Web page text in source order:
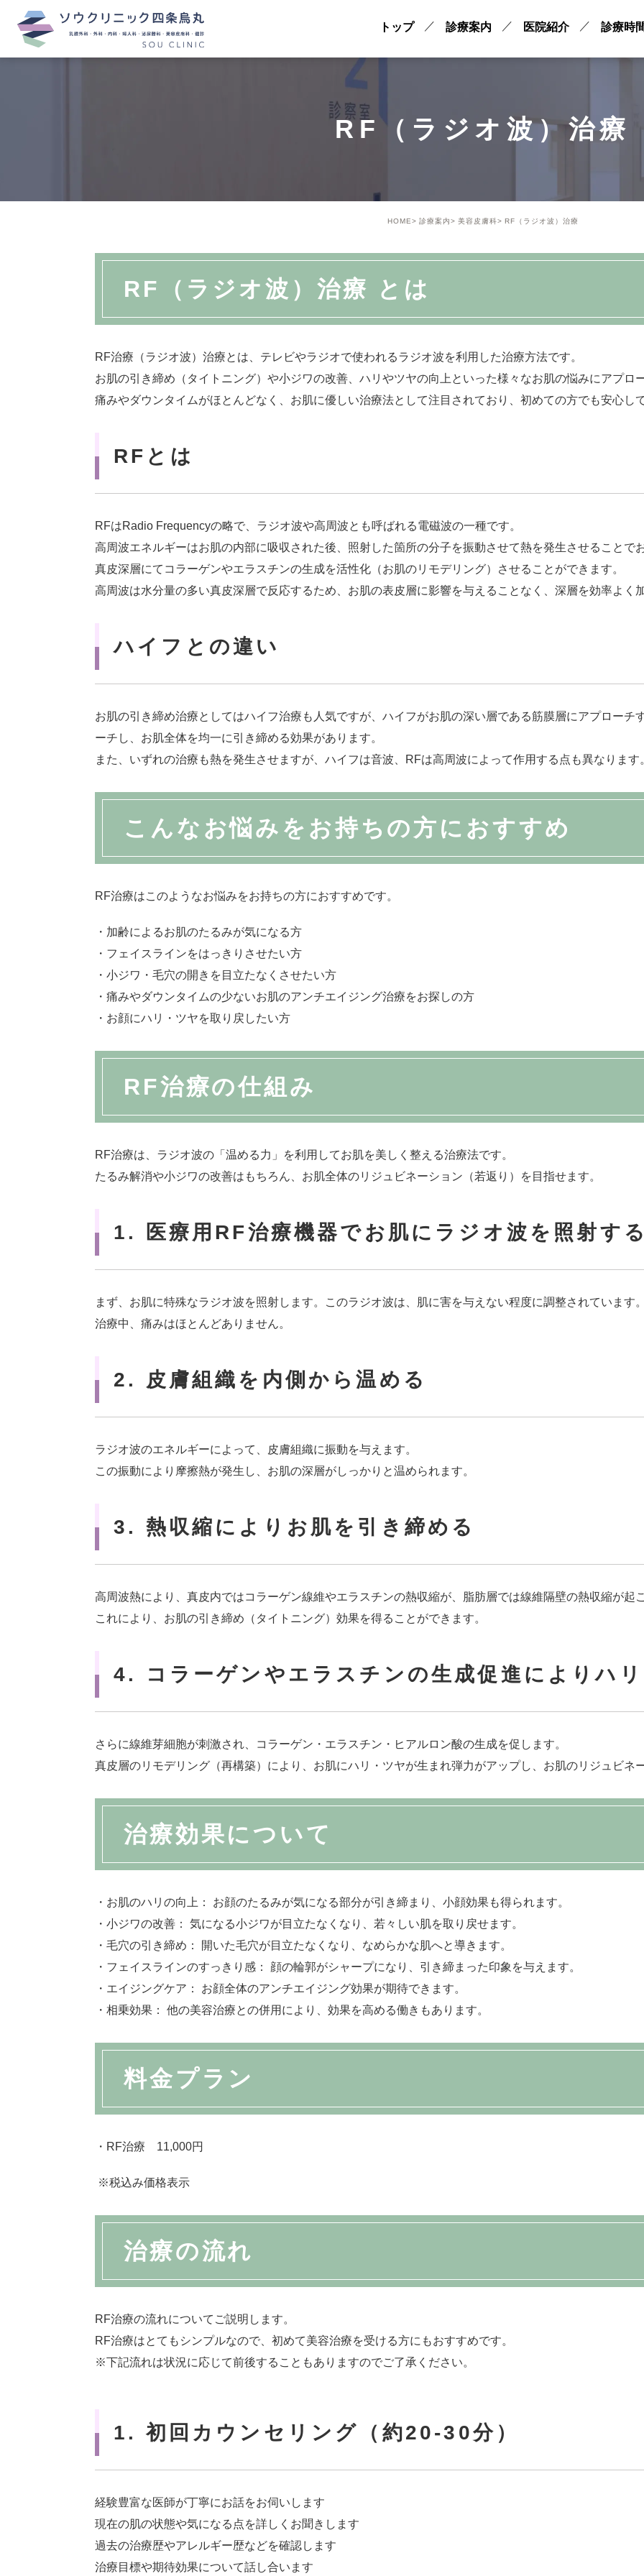
トップ 診療案内 医院紹介 診療時
RF（ラジオ波）治療
HOME 診療案内 美容皮膚科 RF（ラジオ波）治療
RF（ラジオ波）治療 とは
RF治療（ラジオ波）治療とは、テレビやラジオで使われるラジオ波を利用した治療方法です。
お肌の引き締め（タイトニング）や小ジワの改善、ハリやツヤの向上といった様々なお肌の悩みにアプロ
痛みやダウンタイムがほとんどなく、お肌に優しい治療法として注目されており、初めての方でも安心し
RFとは
RFはRadio Frequencyの略で、ラジオ波や高周波とも呼ばれる電磁波の一種です。
高周波エネルギーはお肌の内部に吸収された後、照射した箇所の分子を振動させて熱を発生させることで
真皮深層にてコラーゲンやエラスチンの生成を活性化（お肌のリモデリング）させることができます。
高周波は水分量の多い真皮深層で反応するため、お肌の表皮層に影響を与えることなく、深層を効率よく
ハイフとの違い
お肌の引き締め治療としてはハイフ治療も人気ですが、ハイフがお肌の深い層である筋膜層にアプローチ
ーチし、お肌全体を均一に引き締める効果があります。
また、いずれの治療も熱を発生させますが、ハイフは音波、RFは高周波によって作用する点も異なります
こんなお悩みをお持ちの方におすすめ
RF治療はこのようなお悩みをお持ちの方におすすめです。
・加齢によるお肌のたるみが気になる方
・フェイスラインをはっきりさせたい方
・小ジワ・毛穴の開きを目立たなくさせたい方
・痛みやダウンタイムの少ないお肌のアンチエイジング治療をお探しの方
・お顔にハリ・ツヤを取り戻したい方
RF治療の仕組み
RF治療は、ラジオ波の「温める力」を利用してお肌を美しく整える治療法です。
たるみ解消や小ジワの改善はもちろん、お肌全体のリジュビネーション（若返り）を目指せます。
1. 医療用RF治療機器でお肌にラジオ波を照射す
まず、お肌に特殊なラジオ波を照射します。このラジオ波は、肌に害を与えない程度に調整されています
治療中、痛みはほとんどありません。
2. 皮膚組織を内側から温める
ラジオ波のエネルギーによって、皮膚組織に振動を与えます。
この振動により摩擦熱が発生し、お肌の深層がしっかりと温められます。
3. 熱収縮によりお肌を引き締める
高周波熱により、真皮内ではコラーゲン線維やエラスチンの熱収縮が、脂肪層では線維隔壁の熱収縮が起
これにより、お肌の引き締め（タイトニング）効果を得ることができます。
4. コラーゲンやエラスチンの生成促進によりハ
さらに線維芽細胞が刺激され、コラーゲン・エラスチン・ヒアルロン酸の生成を促します。
真皮層のリモデリング（再構築）により、お肌にハリ・ツヤが生まれ弾力がアップし、お肌のリジュビネ
治療効果について
・お肌のハリの向上： お顔のたるみが気になる部分が引き締まり、小顔効果も得られます。
・小ジワの改善： 気になる小ジワが目立たなくなり、若々しい肌を取り戻せます。
・毛穴の引き締め： 開いた毛穴が目立たなくなり、なめらかな肌へと導きます。
・フェイスラインのすっきり感： 顔の輪郭がシャープになり、引き締まった印象を与えます。
・エイジングケア： お顔全体のアンチエイジング効果が期待できます。
・相乗効果： 他の美容治療との併用により、効果を高める働きもあります。
料金プラン
・RF治療 11,000円
※税込み価格表示
治療の流れ
RF治療の流れについてご説明します。
RF治療はとてもシンプルなので、初めて美容治療を受ける方にもおすすめです。
※下記流れは状況に応じて前後することもありますのでご了承ください。
1. 初回カウンセリング（約20-30分）
経験豊富な医師が丁寧にお話をお伺いします
現在の肌の状態や気になる点を詳しくお聞きします
過去の治療歴やアレルギー歴などを確認します
治療目標や期待効果について話し合います